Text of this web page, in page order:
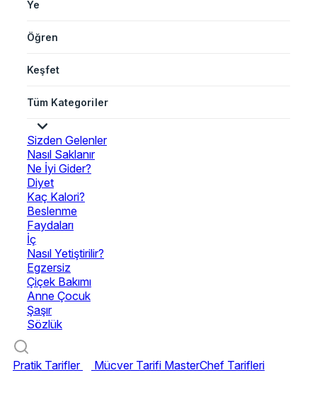
Ye
Öğren
Keşfet
Tüm Kategoriler
Sizden Gelenler
Nasıl Saklanır
Ne İyi Gider?
Diyet
Kaç Kalori?
Beslenme
Faydaları
İç
Nasıl Yetiştirilir?
Egzersiz
Çiçek Bakımı
Anne Çocuk
Şaşır
Sözlük
Pratik Tarifler Mücver Tarifi MasterChef Tarifleri